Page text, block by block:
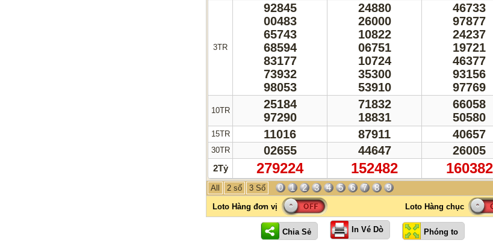
3TR
10TR
15TR
30TR
2Tỷ
92845
00483
65743
68594
83177
73932
98053
25184
97290
11016
02655
279224
24880
26000
10822
06751
10724
35300
53910
71832
18831
87911
44647
152482
46733
97877
24237
19721
46377
93156
97769
66058
50580
40657
26005
160382
All 2 số 3 Số 0 1 2 3 4 5 6 7 8 9
In Vé Dò